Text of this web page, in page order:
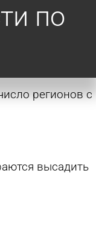
по
регионов с
высадить